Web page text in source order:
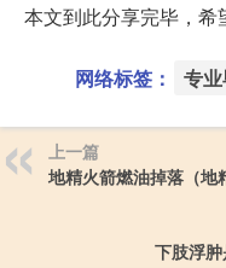
本文到此分享完毕，希
网络标签： 专
上一篇
地精火箭燃油掉落（地
下肢浮肿